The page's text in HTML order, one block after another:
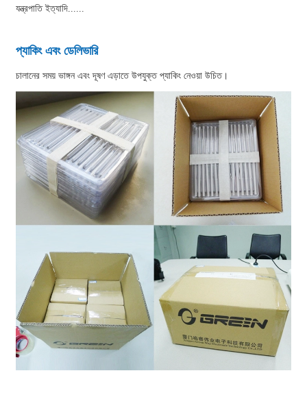
যন্ত্রপাতি ইত্যাদি......
প্যাকিং এবং ডেলিভারি
চালানের সময় ভাঙ্গন এবং দূষণ এড়াতে উপযুক্ত প্যাকিং নেওয়া উচিত।